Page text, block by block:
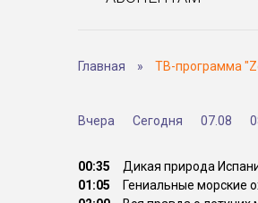
Главная » ТВ-программа
Вчера Сегодня 07.08
00:35
Дикая природа
01:05
Гениальные морские